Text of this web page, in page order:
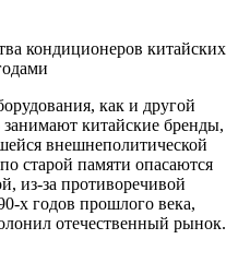
кондиционеров китайских
как и другой
китайские бренды,
внешнеполитической
старой памяти опасаются
из-за противоречивой
х годов прошлого века,
отечественный рынок.